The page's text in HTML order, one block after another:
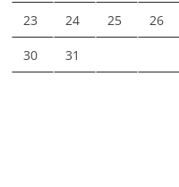
23 24 25 26
30 31